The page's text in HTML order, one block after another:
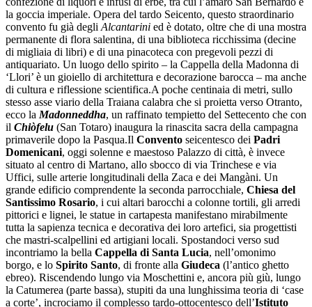
la goccia imperiale. Opera del tardo Seicento, questo straordinario
convento fu già degli Alcantarini ed è dotato, oltre che di una mostra
permanente di flora salentina, di una biblioteca ricchissima (decine
di migliaia di libri) e di una pinacoteca con pregevoli pezzi di
antiquariato. Un luogo dello spirito – la Cappella della Madonna di
‘Llori’ è un gioiello di architettura e decorazione barocca – ma anche
di cultura e riflessione scientifica.A poche centinaia di metri, sullo
stesso asse viario della Traiana calabra che si proietta verso Otranto,
ecco la Madonneddha, un raffinato tempietto del Settecento che con
il Chiòfelu (San Totaro) inaugura la rinascita sacra della campagna
primaverile dopo la Pasqua.Il Convento seicentesco dei Padri
Domenicani, oggi solenne e maestoso Palazzo di città, è invece
situato al centro di Martano, allo sbocco di via Trinchese e via
Uffici, sulle arterie longitudinali della Zaca e dei Mangàni. Un
grande edificio comprendente la seconda parrocchiale, Chiesa del
Santissimo Rosario, i cui altari barocchi a colonne tortili, gli arredi
pittorici e lignei, le statue in cartapesta manifestano mirabilmente
tutta la sapienza tecnica e decorativa dei loro artefici, sia progettisti
che mastri-scalpellini ed artigiani locali. Spostandoci verso sud
incontriamo la bella Cappella di Santa Lucia, nell’omonimo
borgo, e lo Spirito Santo, di fronte alla Giudeca (l’antico ghetto
ebreo). Riscendendo lungo via Moschettini e, ancora più giù, lungo
la Catumerea (parte bassa), stupiti da una lunghissima teoria di ‘case
a corte’, incrociamo il complesso tardo-ottocentesco dell’Istituto